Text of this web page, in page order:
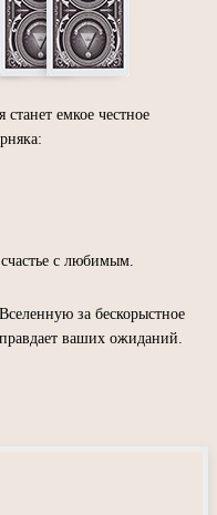
станет емкое честное
с любимым.
за бескорыстное
ваших ожиданий.